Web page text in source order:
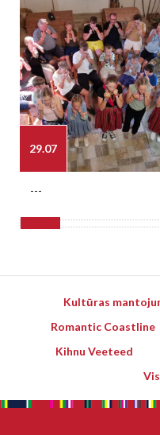
29.07
---
Kultūras
Romantic Coastline
Kihnu Veeteed